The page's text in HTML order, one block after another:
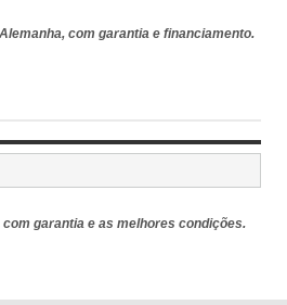
com garantia e financiamento.
garantia e as melhores condições.